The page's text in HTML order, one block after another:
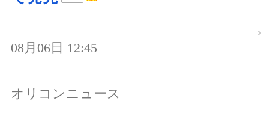
08月06日 12:45
オリコンニュース